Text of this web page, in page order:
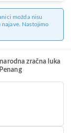
možda nisu
najave. Nastojimo
zračna luka